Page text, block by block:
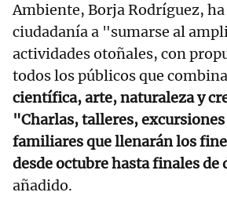
Ambiente, Borja Rodríguez,
ciudadanía a "sumarse al
actividades otoñales, con
todos los públicos que
científica, arte, naturaleza y
"Charlas, talleres,
familiares que llenarán los
desde octubre hasta finales
añadido.